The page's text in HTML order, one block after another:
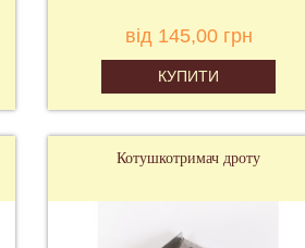
від 145,00 грн
КУПИТИ
Котушкотримач дроту